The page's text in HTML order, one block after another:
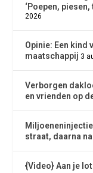
‘Poepen,
2026
Opinie: Een kind
maatschappij 3
Verborgen
en vrienden op
straat, daarna
{Video} Aan je